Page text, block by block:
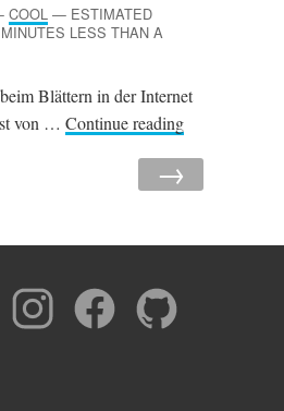
COOL — ESTIMATED
LESS THAN A
Blättern in der Internet
von … Continue reading
→